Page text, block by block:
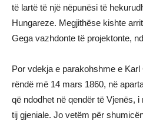
tё lartё tё njё nёpunёsi tё
Hungareze. Megjithёse kishte
Gega vazhdonte tё projektonte,
Por vdekja e parakohshme e
rёndё më 14 mars 1860, në
që ndodhet në qendër të Vjenës,
tij gjeniale. Jo vetёm pёr